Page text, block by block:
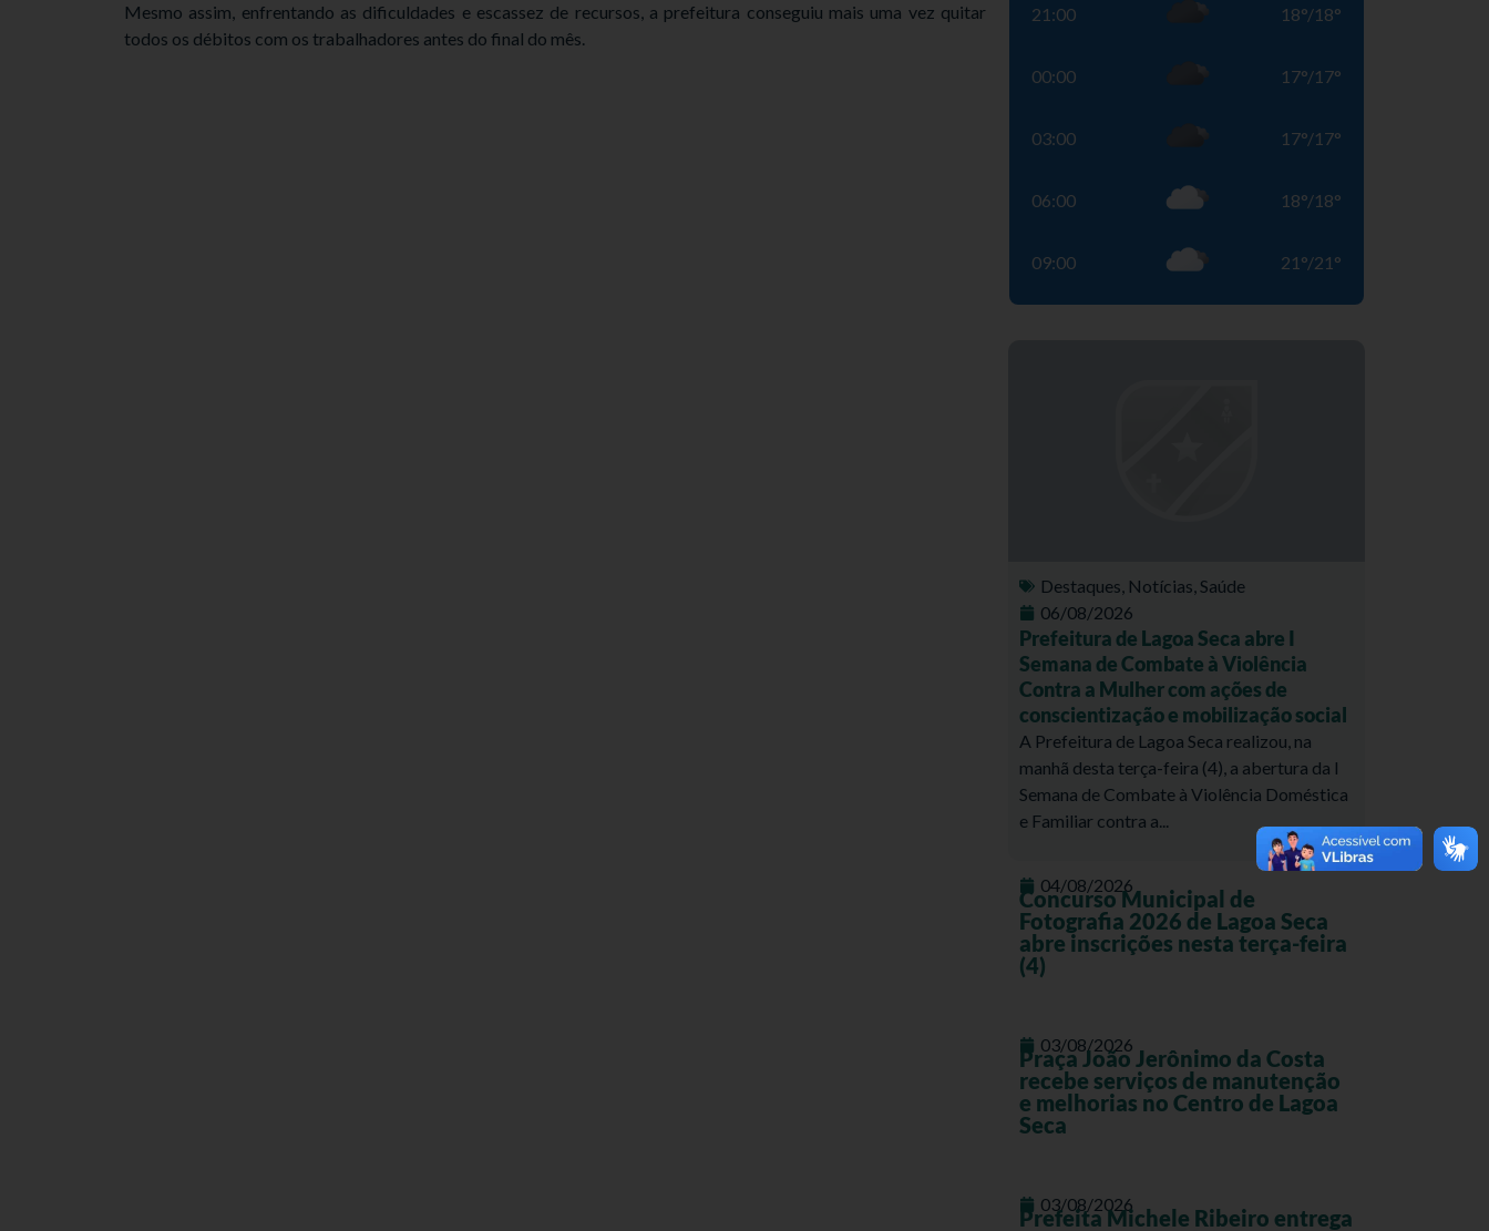
Mesmo assim, enfrentando as dificuldades e escassez de recursos, a prefeitura conseguiu mais uma vez quitar
todos os débitos com os trabalhadores antes do final do mês.
21:00 18°/18°
00:00 17°/17°
03:00 17°/17°
06:00 18°/18°
09:00 21 °/21 °
Destaques, Notícias,Saúde
06/08/2026
Prefeitura de Lagoa Seca abre I
Semana de Combate à Violência
Contra a Mulher com ações de
conscientização e mobilização social
A Prefeitura de Lagoa Seca realizou, na
manhã desta terça-feira (4), a abertura da I
Semana de Combate à Violência Doméstica
e Familiar contra a...
04/08/2026
Concurso Municipal de
Fotografia 2026 de Lagoa Seca
abre inscrições nesta terça-feira
(4)
03/08/2026
Praça João Jerônimo da Costa
recebe serviços de manutenção
e melhorias no Centro de Lagoa
Seca
03/08/2026
Prefeita Michele Ribeiro entrega